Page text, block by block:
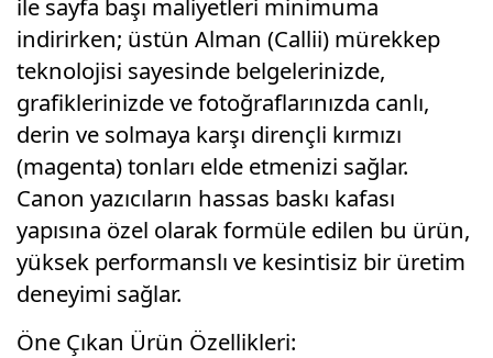
indirirken; üstün Alman (Callii) mürekkep
teknolojisi sayesinde belgelerinizde,
grafiklerinizde ve fotoğraflarınızda canlı,
derin ve solmaya karşı dirençli kırmızı
(magenta) tonları elde etmenizi sağlar.
Canon yazıcıların hassas baskı kafası
yapısına özel olarak formüle edilen bu ürün,
yüksek performanslı ve kesintisiz bir üretim
deneyimi sağlar.
Öne Çıkan Ürün Özellikleri: